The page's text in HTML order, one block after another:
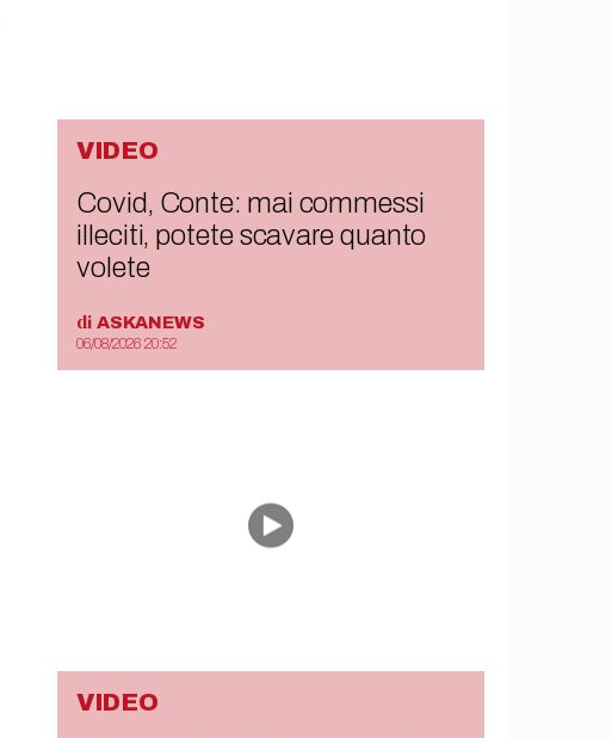
VIDEO
Covid, Conte: mai commessi
illeciti, potete scavare quanto
volete
di ASKANEWS
06/08/2026 20:52
VIDEO